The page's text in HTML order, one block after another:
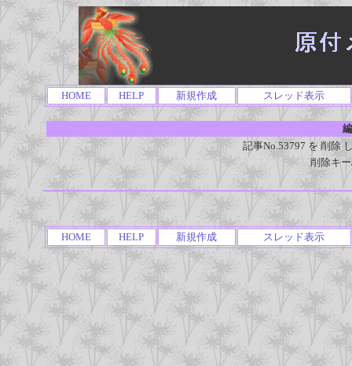
HOME HELP 新規作成 スレッド表示
記事No.53797 を 削除
削除キ
HOME HELP 新規作成 スレッド表示